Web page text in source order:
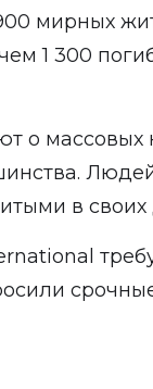
мирных
1 300
о массовых
в своих